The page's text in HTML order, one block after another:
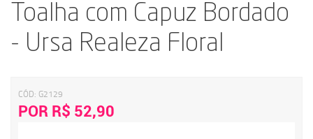
Toalha com Capuz Bordado
- Ursa Realeza Floral
CÓD: G2129
POR R$ 52,90